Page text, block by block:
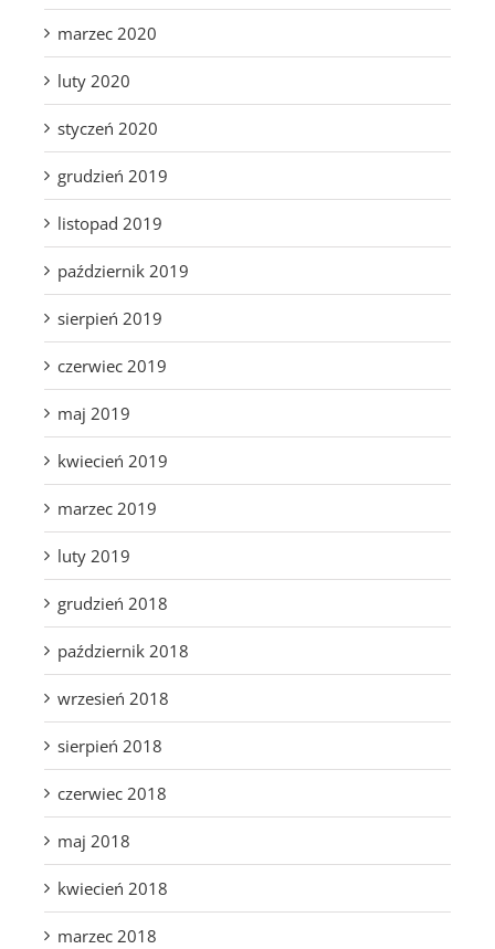
marzec 2020
luty 2020
styczeń 2020
grudzień 2019
listopad 2019
październik 2019
sierpień 2019
czerwiec 2019
maj 2019
kwiecień 2019
marzec 2019
luty 2019
grudzień 2018
październik 2018
wrzesień 2018
sierpień 2018
czerwiec 2018
maj 2018
kwiecień 2018
marzec 2018